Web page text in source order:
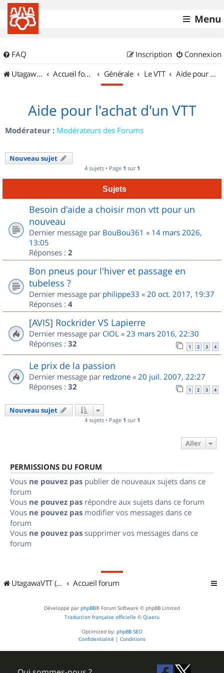
Menu
FAQ Connexion
Inscription
UtagawaVTT (Randos VTT et VTTAE avec traces GPS)
Accueil forum Générale Le VTT Aide pour l'achat d'un VTT
Aide pour l'achat d'un VTT
Modérateur : Modérateurs des Forums
Nouveau sujet
4 sujets • Page 1 sur 1
Sujets
Besoin d'aide a choisir mon vtt pour un
nouveau
Dernier message par BouBou361 « 14 mars 2026,
13:05
Réponses : 2
Bon pneus pour l'hiver et passage en
tubeless ?
Dernier message par philippe33 « 20 oct. 2017, 19:37
Réponses : 4
[AVIS] Rockrider VS Lapierre
Dernier message par CIOL « 23 mars 2016, 22:30
Réponses : 32 1 2 3 4
Le prix de la passion
Dernier message par redzone « 20 juil. 2007, 22:27
Réponses : 32 1 2 3 4
Nouveau sujet
4 sujets • Page 1 sur 1
Aller
PERMISSIONS DU FORUM
Vous ne pouvez pas publier de nouveaux sujets dans ce
forum
Vous ne pouvez pas répondre aux sujets dans ce forum
Vous ne pouvez pas modifier vos messages dans ce
forum
Vous ne pouvez pas supprimer vos messages dans ce
forum
UtagawaVTT (Randos VTT et VTTAE avec traces GPS) Accueil forum
Développé par phpBB® Forum Software © phpBB Limited
Traduction française officielle © Qiaeru
Optimized by: phpBB SEO
Confidentialité | Conditions